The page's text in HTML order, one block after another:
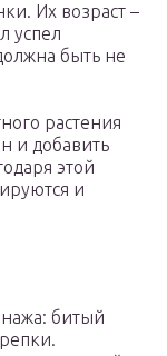
Их возраст –
успел
быть не
растения
и добавить
этой
и
битый